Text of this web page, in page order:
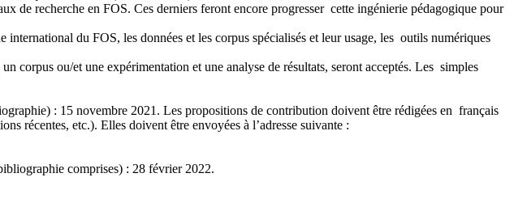
de recherche en FOS. Ces derniers feront encore progresser cette ingénierie pédagogique pour
du FOS, les données et les corpus spécialisés et leur usage, les outils numériques
corpus ou/et une expérimentation et une analyse de résultats, seront acceptés. Les simples
: 15 novembre 2021. Les propositions de contribution doivent être rédigées en français
récentes, etc.). Elles doivent être envoyées à l’adresse suivante :
comprises) : 28 février 2022.